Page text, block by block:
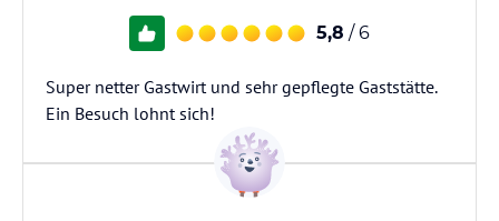
5,8 / 6
Super netter Gastwirt und sehr gepflegte Gaststätte.
Ein Besuch lohnt sich!